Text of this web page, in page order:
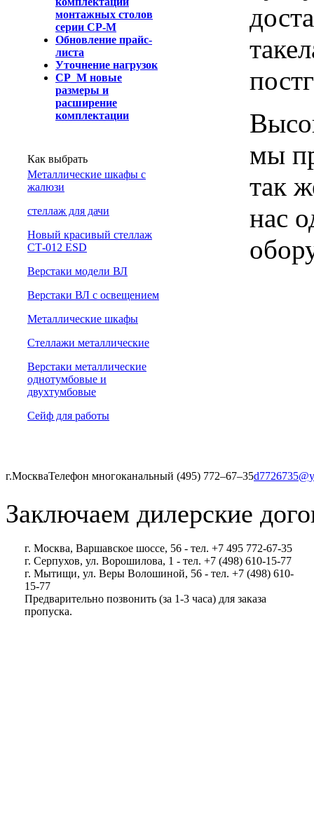
монтажных столов
серии СР-М
Обновление прайс-
листа
Уточнение нагрузок
СР_М новые
размеры и
расширение
комплектации
Как выбрать
Металлические шкафы с
жалюзи
cтеллаж для дачи
Новый красивый стеллаж
СТ-012 ESD
Верстаки модели ВЛ
Верстаки ВЛ с освещением
Металлические шкафы
Стеллажи металлические
Верстаки металлические
однотумбовые и
двухтумбовые
Сейф для работы
мы
так
нас
г.МоскваТелефон многоканальный (495) 772‒67‒35
Заключаем дилерские
г. Москва, Варшавское шоссе, 56 - тел. +7 495 772-67-35
г. Серпухов, ул. Ворошилова, 1 - тел. +7 (498) 610-15-77
г. Мытищи, ул. Веры Волошиной, 56 - тел. +7 (498) 610-
15-77
Предварительно позвонить (за 1-3 часа) для заказа
пропуска.